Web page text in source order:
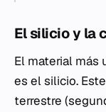
El silicio y la
El material más
es el silicio.
terrestre